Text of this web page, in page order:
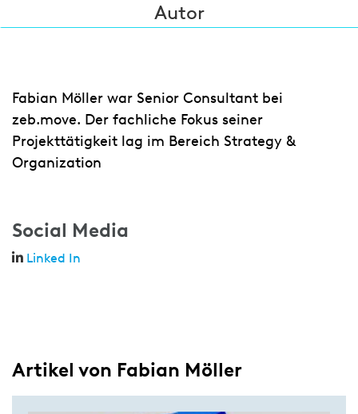
Autor
Fabian Möller war Senior Consultant bei
zeb.move. Der fachliche Fokus seiner
Projekttätigkeit lag im Bereich Strategy &
Organization
Social Media
Linked In
Artikel von Fabian Möller